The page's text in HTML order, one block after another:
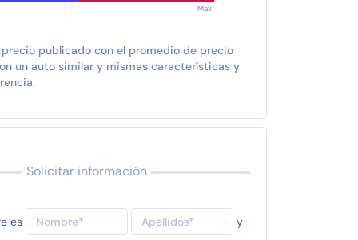
Max
precio publicado con el promedio de precio
un auto similar y mismas características y
Solicitar información
es y